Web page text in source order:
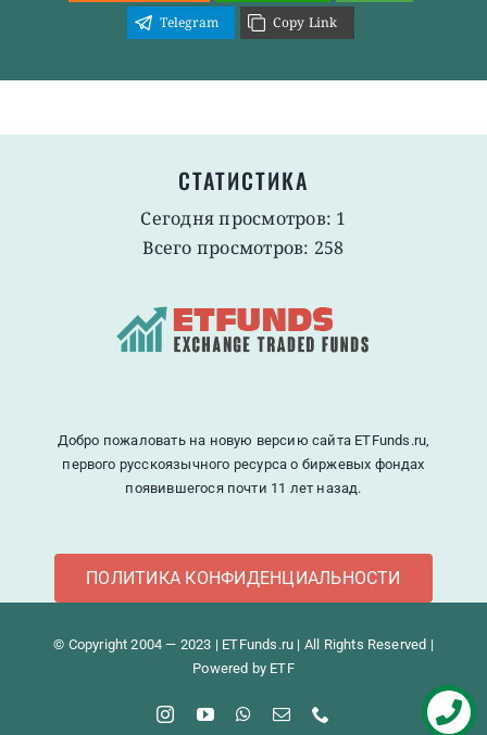
Telegram
Copy Link
СТАТИСТИКА
Сегодня просмотров: 1
Всего просмотров: 258
Добро пожаловать на новую версию сайта ETFunds.ru,
первого русскоязычного ресурса о биржевых фондах
появившегося почти 11 лет назад.
ПОЛИТИКА КОНФИДЕНЦИАЛЬНОСТИ
© Copyright 2004 — 2023 | ETFunds.ru | All Rights Reserved |
Powered by ETF